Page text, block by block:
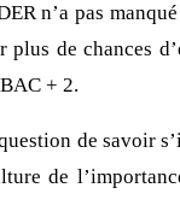
n’a pas
de chances
+ 2.
de savoir
de